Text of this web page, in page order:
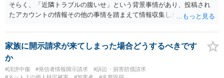
そらく、「近隣トラブルの腹いせ」という背景事情があり、投稿され
たアカウントの情報その他の事情を踏まえて情報収集した結果、この
貴殿が投稿した事実を認めてしまったことで「答え合わせ」になって
しまったのではないでしょうか。 相手方の動きについても、相手方次
第ですので何とも言えません。公開の場で回答するには情報が乏し
く、ここで詳細を明らかにすることは事案の特定に繋がってしまうの
で、弁護士へ直接相談した方がよいです。
家族に開示請求が来てしまった場合どうするべきです
か
#誹謗中傷 #発信者情報開示請求
#訴訟・損害賠償請求
#ネット上の個人特定被害
#加害者 #名誉毀損